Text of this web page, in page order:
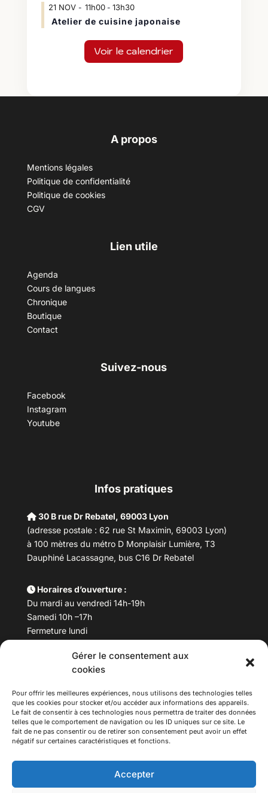
Gérer le consentement aux
cookies
Pour offrir les meilleures expériences, nous utilisons des technologies telles
que les cookies pour stocker et/ou accéder aux informations des appareils.
Le fait de consentir à ces technologies nous permettra de traiter des données
telles que le comportement de navigation ou les ID uniques sur ce site. Le
fait de ne pas consentir ou de retirer son consentement peut avoir un effet
négatif sur certaines caractéristiques et fonctions.
Accepter
21 NOV 11h00- 13h30
Atelier de cuisine japonaise
Voir le calendrier
A propos
Mentions légales
Politique de confidentialité
Politique de cookies
CGV
Lien utile
Agenda
Cours de langues
Chronique
Boutique
Contact
Suivez-nous
Facebook
Instagram
Youtube
Infos pratiques
30 B rue Dr Rebatel, 69003 Lyon
(adresse postale : 62 rue St Maximin, 69003 Lyon)
à 100 mètres du métro D Monplaisir Lumière, T3
Dauphiné Lacassagne, bus C16 Dr Rebatel
Horaires d’ouverture :
Du mardi au vendredi 14h-19h
Samedi 10h –17h
Fermeture lundi
Téléphone : 04 78 53 06 40
maisondesculturesasiatiques@asiexpo.com